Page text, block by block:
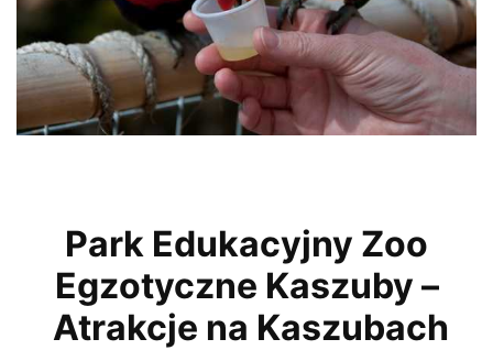
Park Edukacyjny Zoo
Egzotyczne Kaszuby –
Atrakcje na Kaszubach